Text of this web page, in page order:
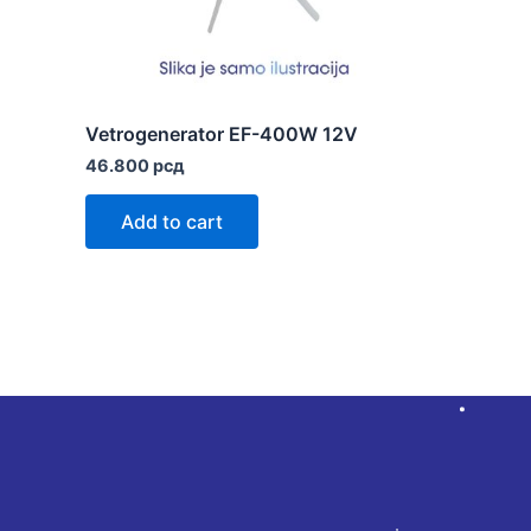
Vetrogenerator EF-400W 12V
46.800рсд
Add to cart